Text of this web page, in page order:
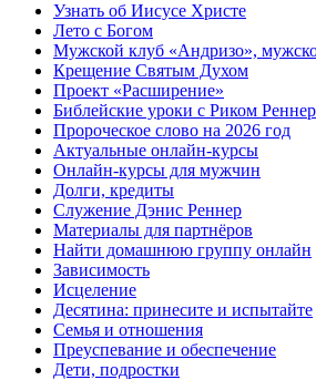
Узнать об Иисусе Христе
Лето с Богом
Мужской клуб «Андризо»,
Крещение Святым Духом
Проект «Расширение»
Библейские уроки с Риком
Пророческое слово на 2026 год
Актуальные онлайн-курсы
Онлайн-курсы для мужчин
Долги, кредиты
Служение Дэнис Реннер
Материалы для партнёров
Найти домашнюю группу онлайн
Зависимость
Исцеление
Десятина: принесите и испытайте
Семья и отношения
Преуспевание и обеспечение
Дети, подростки